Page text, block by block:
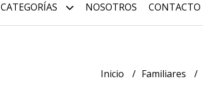
CATEGORÍAS NOSOTROS CONTACTO
Inicio Familiares